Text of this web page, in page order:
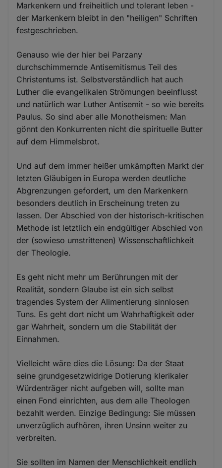
Markenkern und freiheitlich und tolerant leben -
der Markenkern bleibt in den "heiligen" Schriften
festgeschrieben.
Genauso wie der hier bei Parzany
durchschimmernde Antisemitismus Teil des
Christentums ist. Selbstverständlich hat auch
Luther die evangelikalen Strömungen beeinflusst
und natürlich war Luther Antisemit - so wie bereits
Paulus. So sind aber alle Monotheismen: Man
gönnt den Konkurrenten nicht die spirituelle Butter
auf dem Himmelsbrot.
Und auf dem immer heißer umkämpften Markt der
letzten Gläubigen in Europa werden deutliche
Abgrenzungen gefordert, um den Markenkern
besonders deutlich in Erscheinung treten zu
lassen. Der Abschied von der historisch-kritischen
Methode ist letztlich ein endgültiger Abschied von
der (sowieso umstrittenen) Wissenschaftlichkeit
der Theologie.
Es geht nicht mehr um Berührungen mit der
Realität, sondern Glaube ist ein sich selbst
tragendes System der Alimentierung sinnlosen
Tuns. Es geht dort nicht um Wahrhaftigkeit oder
gar Wahrheit, sondern um die Stabilität der
Einnahmen.
Vielleicht wäre dies die Lösung: Da der Staat
seine grundgesetzwidrige Dotierung klerikaler
Würdenträger nicht aufgeben will, sollte man
einen Fond einrichten, aus dem alle Theologen
bezahlt werden. Einzige Bedingung: Sie müssen
unverzüglich aufhören, ihren Unsinn weiter zu
verbreiten.
Sie sollten im Namen der Menschlichkeit endlich